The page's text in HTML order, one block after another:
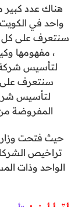
هناك عدد
واحد في
سنتعرف على
، مفهومها
لتأسيس شركة
سنتعرف على
لتأسيس
المفروضة من
حيث فتحت
تراخيص
الواحد وذات